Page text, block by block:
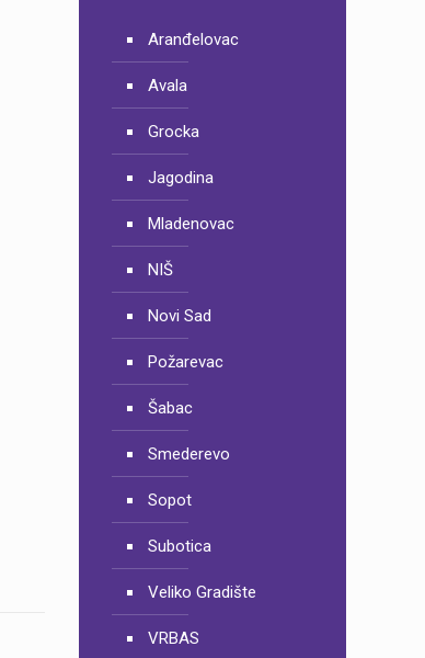
Aranđelovac
Avala
Grocka
Jagodina
Mladenovac
NIŠ
Novi Sad
Požarevac
Šabac
Smederevo
Sopot
Subotica
Veliko Gradište
VRBAS